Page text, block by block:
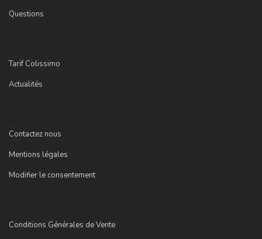
Questions
Tarif Colissimo
Actualités
Contactez nous
Mentions légales
Modifier le consentement
Conditions Générales de Vente